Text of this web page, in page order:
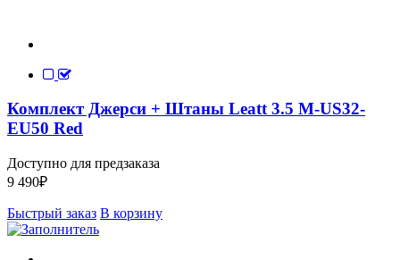
Комплект Джерси + Штаны Leatt 3.5 M-US32-
EU50 Red
Доступно для предзаказа
9 490₽
Быстрый заказ В корзину